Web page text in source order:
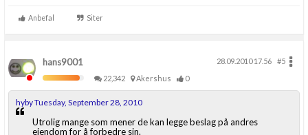
Anbefal Siter
hans9001 28.09.2010 17.56
#5
22,342
Akershus 0
hyby Tuesday, September 28, 2010
Utrolig mange som mener de kan legge beslag på andres
eiendom for å forbedre sin.